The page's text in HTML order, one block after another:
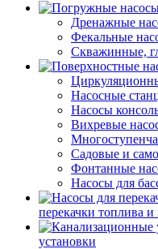
Дренажные
Фекальные
Скважинные,
Насосные
Насосы
Вихревые
Садовые и
Фонтанные
Насосы для
перекачки топлива и
установки